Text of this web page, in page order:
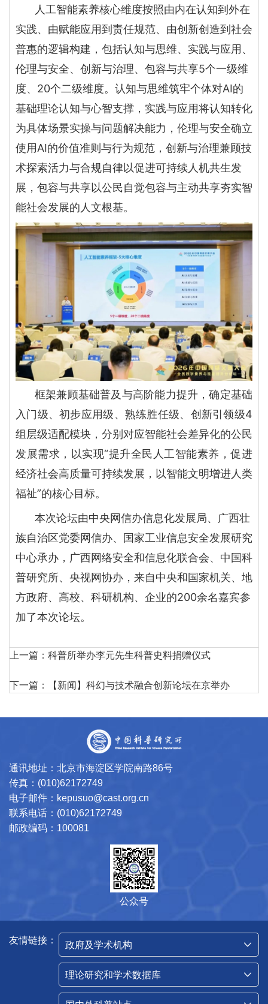
人工智能素养核心维度按照由内在认知到外在
实践、由赋能应用到责任规范、由创新创造到社会
普惠的逻辑构建，包括认知与思维、实践与应用、
伦理与安全、创新与治理、包容与共享5个一级维
度、20个二级维度。认知与思维筑牢个体对AI的
基础理论认知与心智支撑，实践与应用将认知转化
为具体场景实操与问题解决能力，伦理与安全确立
使用AI的价值准则与行为规范，创新与治理兼顾技
术探索活力与合规自律以促进可持续人机共生发
展，包容与共享以公民自觉包容与主动共享夯实智
能社会发展的人文根基。
框架兼顾基础普及与高阶能力提升，确定基础
入门级、初步应用级、熟练胜任级、创新引领级4
组层级适配模块，分别对应智能社会差异化的公民
发展需求，以实现“提升全民人工智能素养，促进
经济社会高质量可持续发展，以智能文明增进人类
福祉”的核心目标。
本次论坛由中央网信办信息化发展局、广西壮
族自治区党委网信办、国家工业信息安全发展研究
中心承办，广西网络安全和信息化联合会、中国科
普研究所、央视网协办，来自中央和国家机关、地
方政府、高校、科研机构、企业的200余名嘉宾参
加了本次论坛。
上一篇： 科普所举办李元先生科普史料捐赠仪式
下一篇： 【新闻】科幻与技术融合创新论坛在京举办
通讯地址：北京市海淀区学院南路86号
传真：(010)62172749
电子邮件：kepusuo@cast.org.cn
联系电话：(010)62172749
邮政编码：100081
公众号
友情链接： 政府及学术机构
理论研究和学术数据库